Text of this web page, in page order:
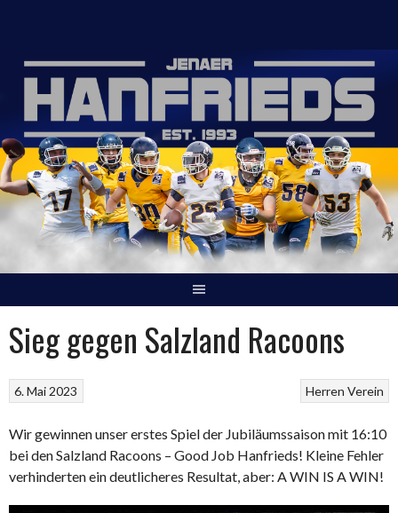
Sieg gegen Salzland Racoons
Herren Verein
6. Mai 2023
Wir gewinnen unser erstes Spiel der Jubiläumssaison mit 16:10
bei den Salzland Racoons – Good Job Hanfrieds! Kleine Fehler
verhinderten ein deutlicheres Resultat, aber: A WIN IS A WIN!